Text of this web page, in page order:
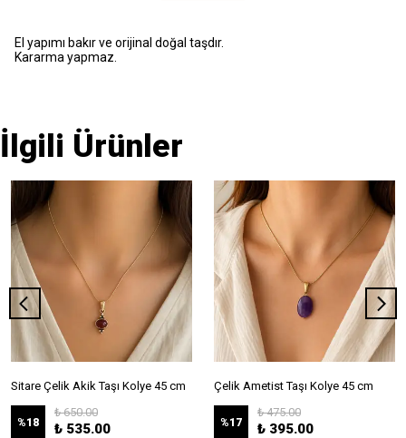
El yapımı bakır ve orijinal doğal taşdır.
Kararma yapmaz.
İlgili Ürünler
Sitare Çelik Akik Taşı Kolye 45 cm
%18
₺ 650.00
₺ 535.00
Çelik Ametist Taşı Kolye 45 cm
%17
₺ 475.00
₺ 395.00